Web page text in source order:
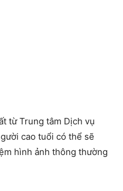
từ ​​Trung tâm Dịch vụ
cao tuổi có thể sẽ
hình ảnh thông thường